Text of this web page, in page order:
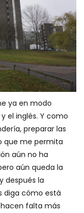
ya en modo
el inglés. Y como
preparar las
que me permita
aún no ha
aún queda la
después la
diga cómo está
hacen falta más